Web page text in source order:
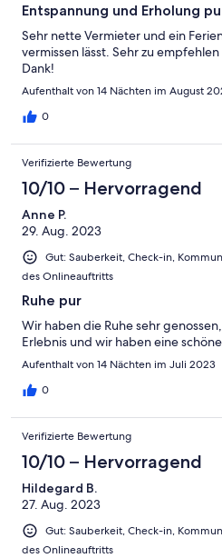
Entspannung und Erholung
Sehr nette Vermieter und ein
vermissen lässt. Sehr zu
Dank!
Aufenthalt von 14 Nächten im August
0
Verifizierte Bewertung
10/10 – Hervorragend
Anne P.
29. Aug. 2023
Gut: Sauberkeit, Check-in,
des Onlineauftritts
Ruhe pur
Wir haben die Ruhe sehr
Erlebnis und wir haben eine
Aufenthalt von 14 Nächten im Juli 2023
0
Verifizierte Bewertung
10/10 – Hervorragend
Hildegard B.
27. Aug. 2023
Gut: Sauberkeit, Check-in,
des Onlineauftritts